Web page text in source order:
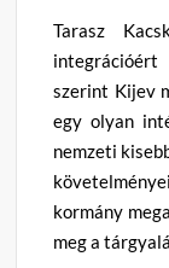
Tarasz
szerint Kijev
egy olyan
nemzeti
kormány
meg a